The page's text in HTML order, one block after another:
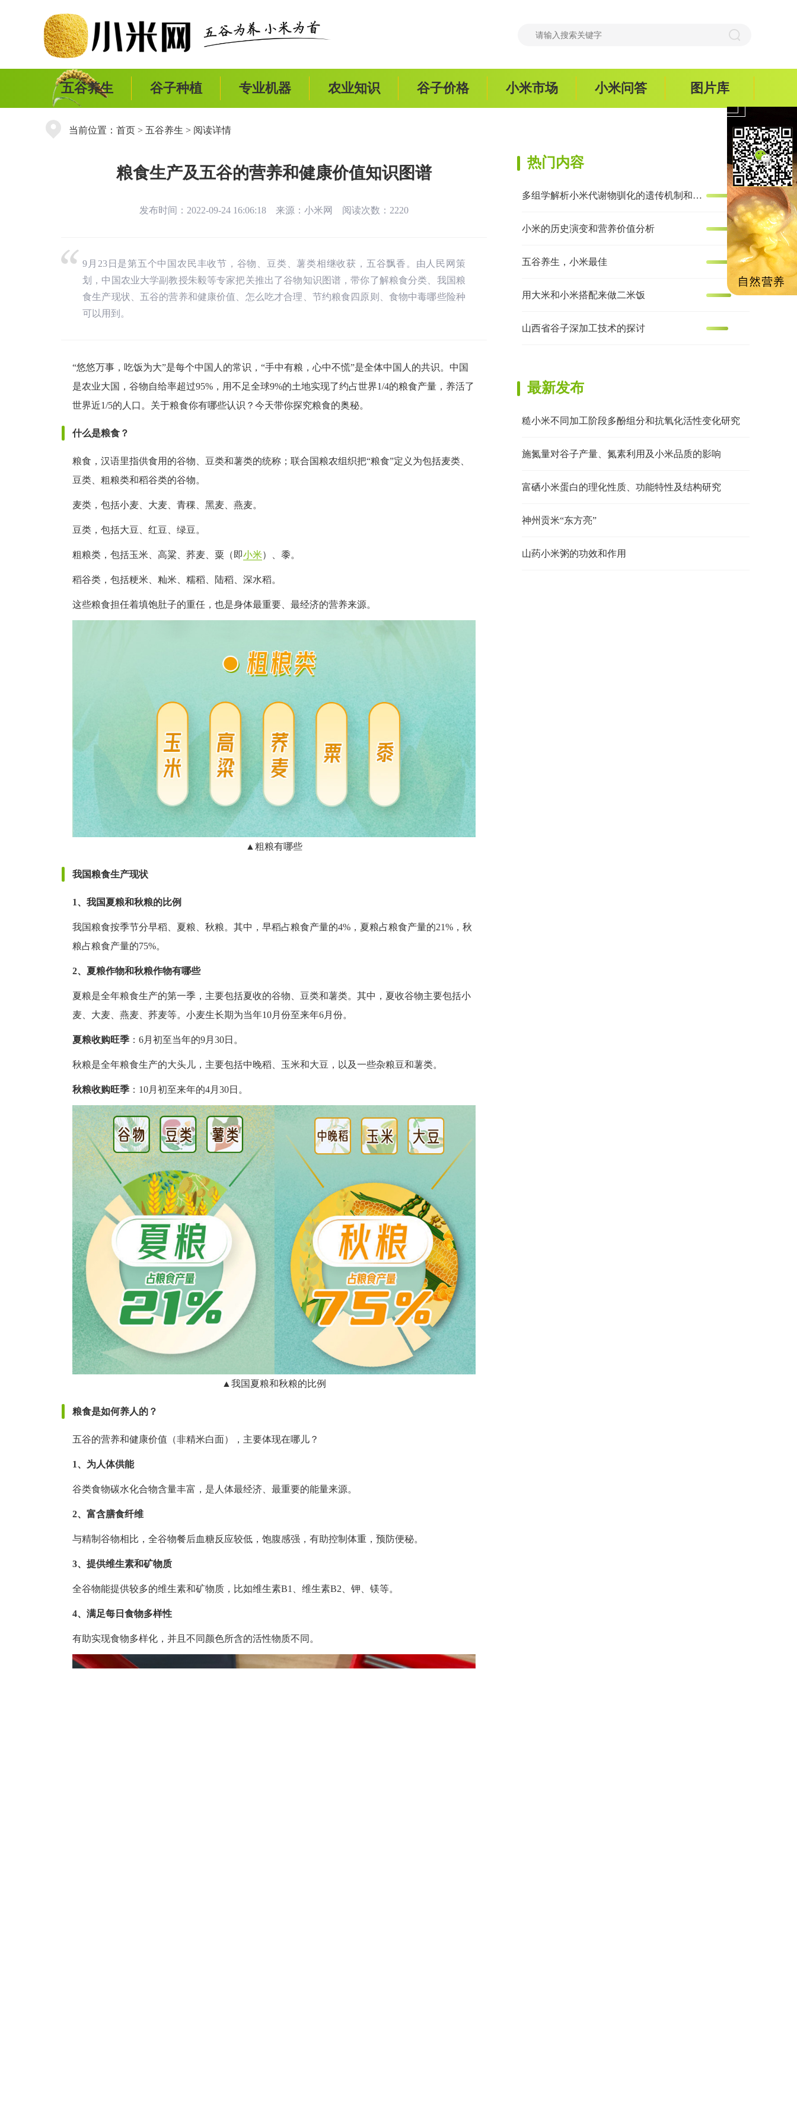
五谷养生 谷子种植 专业机器 农业知识 谷子价格 小米市场 小米问答 图片库
当前位置： 首页 > 五谷养生 > 阅读详情
粮食生产及五谷的营养和健康价值知识图谱
发布时间：2022-09-24 16:06:18 来源： 小米网 阅读次数：2220
9月23日是第五个中国农民丰收节，谷物、豆类、薯类相继收获，五谷飘香。由人民网策
划，中国农业大学副教授朱毅等专家把关推出了谷物知识图谱，带你了解粮食分类、我国粮
食生产现状、五谷的营养和健康价值、怎么吃才合理、节约粮食四原则、食物中毒哪些险种
可以用到。
“悠悠万事，吃饭为大”是每个中国人的常识，“手中有粮，心中不慌”是全体中国人的共识。中国
是农业大国，谷物自给率超过95%，用不足全球9%的土地实现了约占世界1/4的粮食产量，养活了
世界近1/5的人口。关于粮食你有哪些认识？今天带你探究粮食的奥秘。
什么是粮食？
粮食，汉语里指供食用的谷物、豆类和薯类的统称；联合国粮农组织把“粮食”定义为包括麦类、
豆类、粗粮类和稻谷类的谷物。
麦类，包括小麦、大麦、青稞、黑麦、燕麦。
豆类，包括大豆、红豆、绿豆。
粗粮类，包括玉米、高粱、荞麦、粟（即小米）、黍。
稻谷类，包括粳米、籼米、糯稻、陆稻、深水稻。
这些粮食担任着填饱肚子的重任，也是身体最重要、最经济的营养来源。
▲粗粮有哪些
我国粮食生产现状
1、我国夏粮和秋粮的比例
我国粮食按季节分早稻、夏粮、秋粮。其中，早稻占粮食产量的4%，夏粮占粮食产量的21%，秋
粮占粮食产量的75%。
2、夏粮作物和秋粮作物有哪些
夏粮是全年粮食生产的第一季，主要包括夏收的谷物、豆类和薯类。其中，夏收谷物主要包括小
麦、大麦、燕麦、荞麦等。小麦生长期为当年10月份至来年6月份。
夏粮收购旺季 ：6月初至当年的9月30日。
秋粮是全年粮食生产的大头儿，主要包括中晚稻、玉米和大豆，以及一些杂粮豆和薯类。
秋粮收购旺季 ：10月初至来年的4月30日。
▲我国夏粮和秋粮的比例
粮食是如何养人的？
五谷的营养和健康价值（非精米白面），主要体现在哪儿？
1、为人体供能
谷类食物碳水化合物含量丰富，是人体最经济、最重要的能量来源。
2、富含膳食纤维
与精制谷物相比，全谷物餐后血糖反应较低，饱腹感强，有助控制体重，预防便秘。
3、提供维生素和矿物质
全谷物能提供较多的维生素和矿物质，比如维生素B1、维生素B2、钾、镁等。
4、满足每日食物多样性
有助实现食物多样化，并且不同颜色所含的活性物质不同。
热门内容
多组学解析小米代谢物驯化的遗传机制和抗炎效果
小米的历史演变和营养价值分析
五谷养生，小米最佳
用大米和小米搭配来做二米饭
山西省谷子深加工技术的探讨
最新发布
糙小米不同加工阶段多酚组分和抗氧化活性变化研究
施氮量对谷子产量、氮素利用及小米品质的影响
富硒小米蛋白的理化性质、功能特性及结构研究
神州贡米“东方亮”
山药小米粥的功效和作用